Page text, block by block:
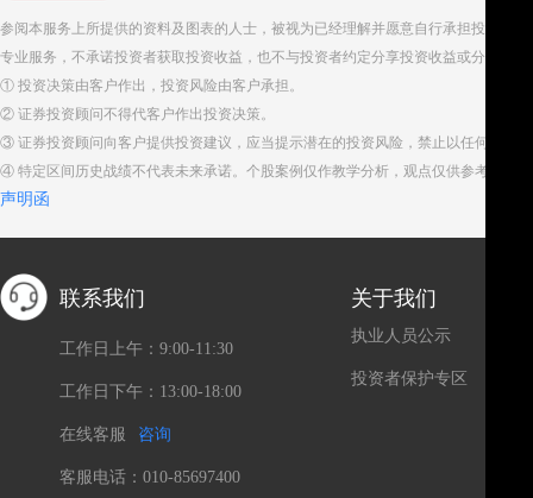
参阅本服务上所提供的资料及图表的人士，被视为已经理解并愿意自行承担投资服
专业服务，不承诺投资者获取投资收益，也不与投资者约定分享投资收益或分担投
① 投资决策由客户作出，投资风险由客户承担。
② 证券投资顾问不得代客户作出投资决策。
③ 证券投资顾问向客户提供投资建议，应当提示潜在的投资风险，禁止以任何方式
④ 特定区间历史战绩不代表未来承诺。个股案例仅作教学分析，观点仅供参考。股
声明函
联系我们
工作日上午：9:00-11:30
工作日下午：13:00-18:00
在线客服 咨询
客服电话：010-85697400
关于我们
执业人员公示
投资者保护专区